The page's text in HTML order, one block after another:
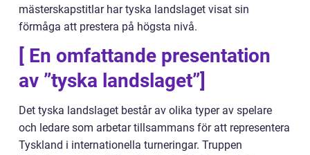
mästerskapstitlar har tyska landslaget visat sin
förmåga att prestera på högsta nivå.
[ En omfattande presentation
av ”tyska landslaget”]
Det tyska landslaget består av olika typer av spelare
och ledare som arbetar tillsammans för att representera
Tyskland i internationella turneringar. Truppen